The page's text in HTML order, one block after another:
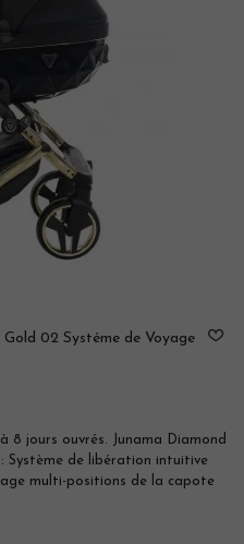
02 Systéme de Voyage
8 jours ouvrés. Junama Diamond
Système de libération intuitive
multi-positions de la capote